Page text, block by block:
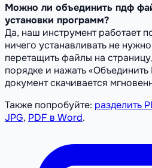
Можно ли объединить пдф
установки программ?
Да, наш инструмент работает
ничего устанавливать не
перетащить файлы на
порядке и нажать «Объединить
документ скачивается
Также попробуйте: разделить
JPG, PDF в Word.